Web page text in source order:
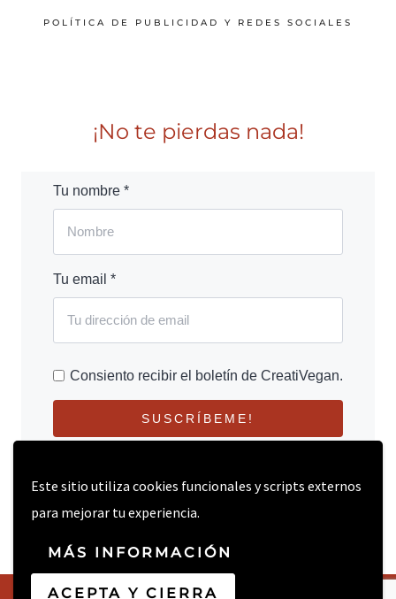
Este sitio utiliza cookies funcionales y scripts externos
para mejorar tu experiencia.
MÁS INFORMACIÓN
ACEPTA Y CIERRA
POLÍTICA DE PUBLICIDAD Y REDES SOCIALES
¡No te pierdas nada!
Tu nombre *
Tu email *
Consiento recibir el boletín de CreatiVegan.
SUSCRÍBEME!